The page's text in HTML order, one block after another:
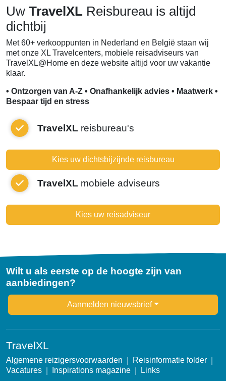
Uw TravelXL Reisbureau is altijd
dichtbij
Met 60+ verkooppunten in Nederland en België staan wij
met onze XL Travelcenters, mobiele reisadviseurs van
TravelXL@Home en deze website altijd voor uw vakantie
klaar.
• Ontzorgen van A-Z • Onafhankelijk advies • Maatwerk •
Bespaar tijd en stress
TravelXL reisbureau's
Kies uw dichtsbijzijnde reisbureau
TravelXL mobiele adviseurs
Kies uw reisadviseur
Wilt u als eerste op de hoogte zijn van
aanbiedingen?
Newsletter Aanmelden nieuwsbrief
TravelXL
Algemene reizigersvoorwaarden
Reisinformatie folder
Vacatures
Inspirations magazine Links